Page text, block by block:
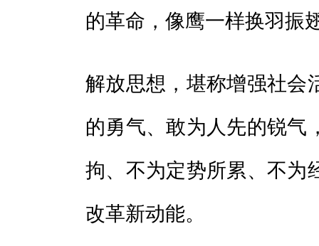
的革命，像鹰一样换羽振
解放思想，堪称增强社会
的勇气、敢为人先的锐气
拘、不为定势所累、不为
改革新动能。